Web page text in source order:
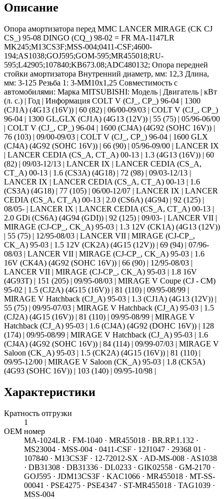
Описание
Опора амортизатора перед MMC LANCER MIRAGE (CK CJ
CS_) 95-08 DINGO (CQ_) 98-02 = FR MA-1147LR
MK245;M13CS3F;MSS-004;0411-CSF;4600-
194;AS1038;GOJ595;GOM-595;MR455018;RU-
595;L42905;107840;KB673.08;ADC480132; Опора передней
стойки амортизатора Внутренний диаметр, мм: 12,3 Длина,
мм: 3-125 Резьба 1: 3-MM10x1,25 Совместимость с
автомобилями: Марка MITSUBISHI: Модель | Двигатель | кВт
(л. с.) | Год | Информация COLT V (CJ_, CP_) 96-04 | 1300
(CJ1A) (4G13 (16V)) | 60 (82) | 06/00-09/03 | COLT V (CJ_, CP_)
96-04 | 1300 GL,GLX (CJ1A) (4G13 (12V)) | 55 (75) | 05/96-06/00
| COLT V (CJ_, CP_) 96-04 | 1600 (CJ4A) (4G92 (SOHC 16V)) |
76 (103) | 09/00-09/03 | COLT V (CJ_, CP_) 96-04 | 1600 GLX
(CJ4A) (4G92 (SOHC 16V)) | 66 (90) | 05/96-09/00 | LANCER IX
| LANCER CEDIA (CS_A, CT_A) 00-13 | 1.3 (4G13 (16V)) | 60
(82) | 09/03-12/13 | LANCER IX | LANCER CEDIA (CS_A,
CT_A) 00-13 | 1.6 (CS3A) (4G18) | 72 (98) | 09/03-12/13 |
LANCER IX | LANCER CEDIA (CS_A, CT_A) 00-13 | 1.6
(CS3A) (4G18) | 77 (105) | 06/00-12/07 | LANCER IX | LANCER
CEDIA (CS_A, CT_A) 00-13 | 2.0 (CS6A) (4G94) | 92 (125) |
08/05- | LANCER IX | LANCER CEDIA (CS_A, CT_A) 00-13 |
2.0 GDi (CS6A) (4G94 (GDI)) | 92 (125) | 09/03- | LANCER VII |
MIRAGE (CJ-CP_, CK_A) 95-03 | 1.3 12V (CK1A) (4G13 (12V))
| 55 (75) | 12/95-08/03 | LANCER VII | MIRAGE (CJ-CP_,
CK_A) 95-03 | 1.5 12V (CK2A) (4G15 (12V)) | 69 (94) | 07/96-
08/03 | LANCER VII | MIRAGE (CJ-CP_, CK_A) 95-03 | 1.6
16V (CK4A) (4G92 (SOHC 16V)) | 66 (90) | 12/95-08/03 |
LANCER VII | MIRAGE (CJ-CP_, CK_A) 95-03 | 1.8 16V
(4G93T) | 151 (205) | 09/95-08/03 | MIRAGE V Coupe (CJ - CM)
95-02 | 1.5 (CJ2A) (4G15 (16V)) | 81 (110) | 09/95-08/99 |
MIRAGE V Hatchback (CJ_A) 95-03 | 1.3 (CJ1A) (4G13 (12V)) |
55 (75) | 09/95-07/03 | MIRAGE V Hatchback (CJ_A) 95-03 | 1.5
(CJ2A) (4G15 (16V)) | 81 (110) | 09/95-08/99 | MIRAGE V
Hatchback (CJ_A) 95-03 | 1.6 (CJ4A) (4G92 (DOHC 16V)) | 128
(174) | 09/95-08/99 | MIRAGE V Hatchback (CJ_A) 95-03 | 1.6
(CJ4A) (4G92 (SOHC 16V)) | 84 (114) | 09/99-07/03 | MIRAGE V
Saloon (CK_A) 95-03 | 1.5 (CK2A) (4G15 (16V)) | 81 (110) |
09/95-12/00 | MIRAGE V Saloon (CK_A) 95-03 | 1.8 (CK5A)
(4G93 (SOHC 16V)) | 103 (140) | 09/95-10/98 |
Характеристики
Кратность отгрузки
1
ОЕМ номер
MA-1024LR · FM-1040 · MR455018 · BR.RP.1.132 ·
MS23004 · MSS-004 · 0411-CSF · 12J1047 · 29368 01 ·
107840 · M13CS3F · 12-72012-SX · AD-MS-008 · AS1038
· DB31308 · DB31336 · DL0233 · GIK02558 · GM-2170 ·
GOJ595 · JDM13CS3F · KAC1066 · MR455018 · MT-SS-
00041 · PSE4275 · PSE4347 · ST-MR455018 · TAG1039 ·
MSS-004